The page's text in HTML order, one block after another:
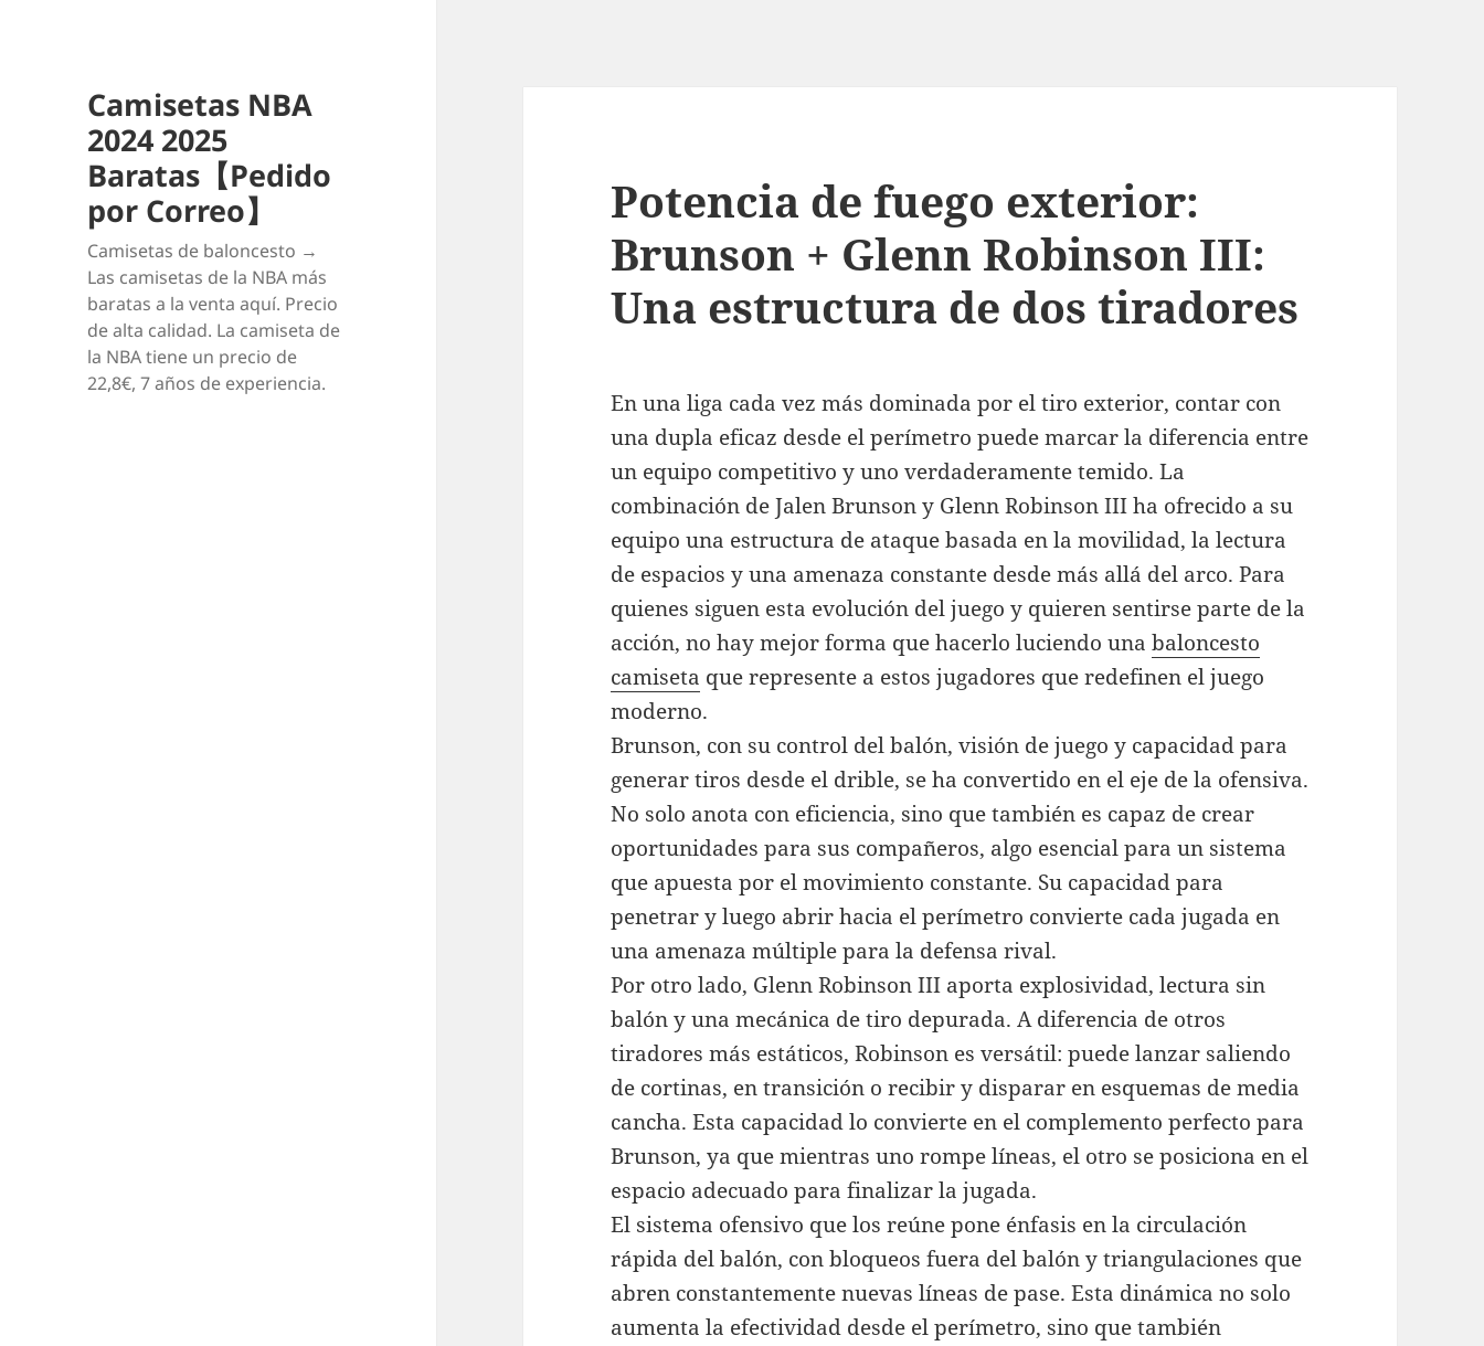
Camisetas NBA
2024 2025
Baratas【Pedido
por Correo】
Camisetas de baloncesto →
Las camisetas de la NBA más
baratas a la venta aquí. Precio
de alta calidad. La camiseta de
la NBA tiene un precio de
22,8€, 7 años de experiencia.
Potencia de fuego exterior:
Brunson + Glenn Robinson III:
Una estructura de dos tiradores
En una liga cada vez más dominada por el tiro exterior, contar con
una dupla eficaz desde el perímetro puede marcar la diferencia entre
un equipo competitivo y uno verdaderamente temido. La
combinación de Jalen Brunson y Glenn Robinson III ha ofrecido a su
equipo una estructura de ataque basada en la movilidad, la lectura
de espacios y una amenaza constante desde más allá del arco. Para
quienes siguen esta evolución del juego y quieren sentirse parte de la
acción, no hay mejor forma que hacerlo luciendo unabaloncesto
camiseta que represente a estos jugadores que redefinen el juego
moderno.
Brunson, con su control del balón, visión de juego y capacidad para
generar tiros desde el drible, se ha convertido en el eje de la ofensiva.
No solo anota con eficiencia, sino que también es capaz de crear
oportunidades para sus compañeros, algo esencial para un sistema
que apuesta por el movimiento constante. Su capacidad para
penetrar y luego abrir hacia el perímetro convierte cada jugada en
una amenaza múltiple para la defensa rival.
Por otro lado, Glenn Robinson III aporta explosividad, lectura sin
balón y una mecánica de tiro depurada. A diferencia de otros
tiradores más estáticos, Robinson es versátil: puede lanzar saliendo
de cortinas, en transición o recibir y disparar en esquemas de media
cancha. Esta capacidad lo convierte en el complemento perfecto para
Brunson, ya que mientras uno rompe líneas, el otro se posiciona en el
espacio adecuado para finalizar la jugada.
El sistema ofensivo que los reúne pone énfasis en la circulación
rápida del balón, con bloqueos fuera del balón y triangulaciones que
abren constantemente nuevas líneas de pase. Esta dinámica no solo
aumenta la efectividad desde el perímetro, sino que también